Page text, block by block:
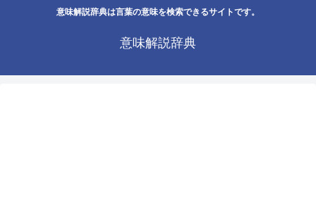
意味解説辞典は言葉の意味を検索できるサイトです。
意味解説辞典